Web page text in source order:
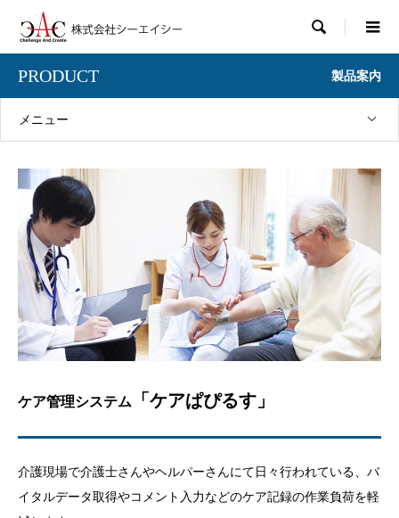

PRODUCT 製品案内
メニュー
ケア管理システム 「ケアぱぴるす」
介護現場で介護士さんやヘルパーさんにて日々行われている、バ
イタルデータ取得やコメント入力などのケア記録の作業負荷を軽